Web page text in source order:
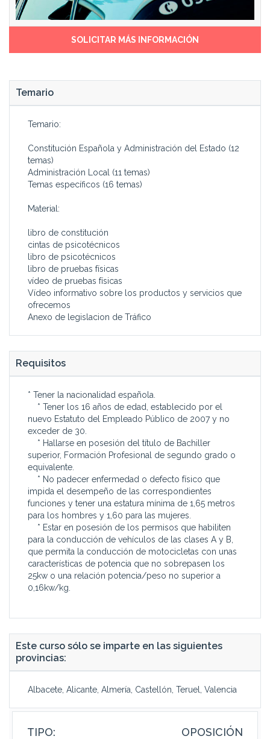
SOLICITAR MÁS INFORMACIÓN
Temario
Temario:
Constitución Española y Administración del Estado (12
temas)
Administración Local (11 temas)
Temas específicos (16 temas)
Material:
libro de constitución
cintas de psicotécnicos
libro de psicotécnicos
libro de pruebas físicas
vídeo de pruebas físicas
Vídeo informativo sobre los productos y servicios que
ofrecemos
Anexo de legislacion de Tráfico
Requisitos
* Tener la nacionalidad española.
* Tener los 16 años de edad, establecido por el
nuevo Estatuto del Empleado Público de 2007 y no
exceder de 30.
* Hallarse en posesión del título de Bachiller
superior, Formación Profesional de segundo grado o
equivalente.
* No padecer enfermedad o defecto físico que
impida el desempeño de las correspondientes
funciones y tener una estatura mínima de 1,65 metros
para los hombres y 1,60 para las mujeres.
* Estar en posesión de los permisos que habiliten
para la conducción de vehículos de las clases A y B,
que permita la conducción de motocicletas con unas
características de potencia que no sobrepasen los
25kw o una relación potencia/peso no superior a
0,16kw/kg.
Este curso sólo se imparte en las siguientes
provincias:
Albacete, Alicante, Almería, Castellón, Teruel, Valencia
TIPO:
OPOSICIÓN